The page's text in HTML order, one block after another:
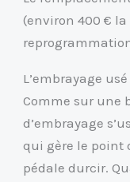
(environ 400 €
L’embrayage usé
Comme sur une
d’embrayage
qui gère le point
pédale durcir.